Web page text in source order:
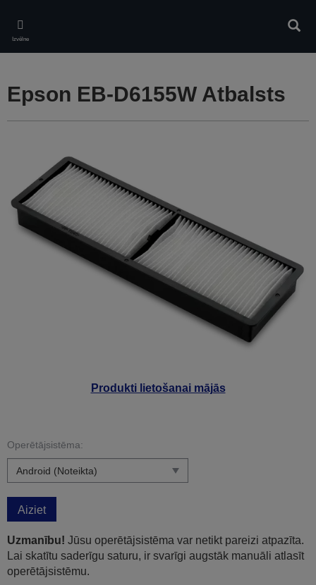
main
content
Izvēlne
Produkti lietošanai mājās
Epson EB-D6155W Atbalsts
Operētājsistēma:
Aiziet
Uzmanību! Jūsu operētājsistēma var netikt pareizi atpazīta.
Lai skatītu saderīgu saturu, ir svarīgi augstāk manuāli atlasīt
operētājsistēmu.